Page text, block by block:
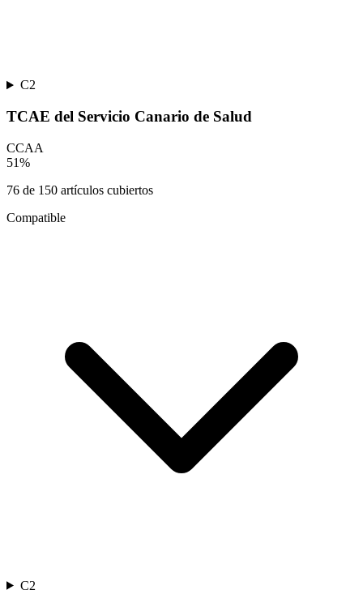
C2
TCAE del Servicio Canario de Salud
CCAA
51%
76 de 150 artículos cubiertos
Compatible
C2